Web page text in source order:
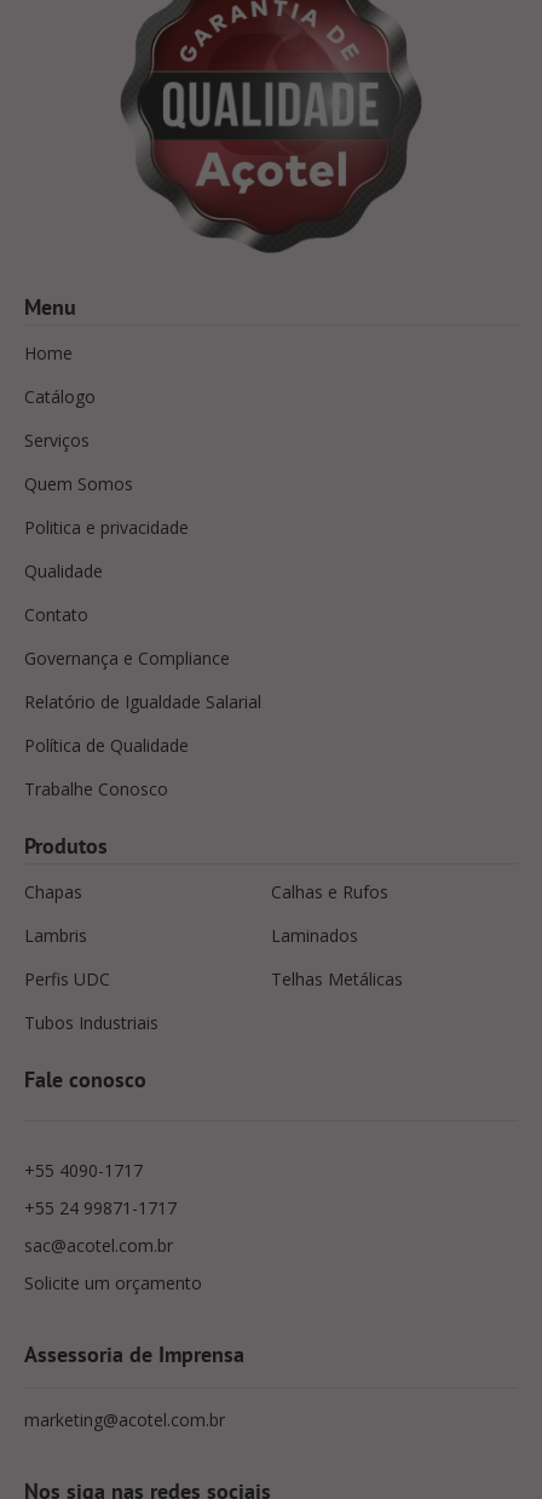
Menu
Home
Catálogo
Serviços
Quem Somos
Politica e privacidade
Qualidade
Contato
Governança e Compliance
Relatório de Igualdade Salarial
Política de Qualidade
Trabalhe Conosco
Produtos
Chapas
Calhas e Rufos
Lambris
Laminados
Perfis UDC
Telhas Metálicas
Tubos Industriais
Fale conosco
+55 4090-1717
+55 24 99871-1717
sac@acotel.com.br
Solicite um orçamento
Assessoria de Imprensa
marketing@acotel.com.br
Nos siga nas redes sociais